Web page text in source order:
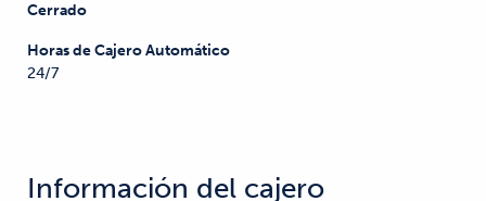
Cerrado
Horas de Cajero Automático
24/7
Información del cajero